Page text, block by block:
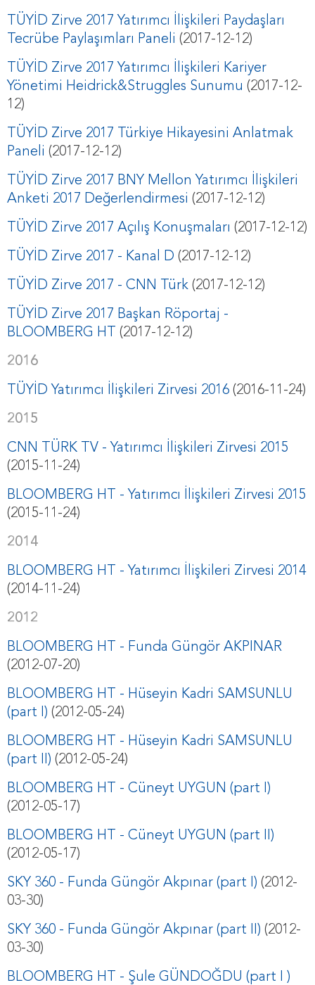
TÜYİD Zirve 2017 Yatırımcı İlişkileri Paydaşları
Tecrübe Paylaşımları Paneli (2017-12-12)
TÜYİD Zirve 2017 Yatırımcı İlişkileri Kariyer
Yönetimi Heidrick&Struggles Sunumu (2017-12-
12)
TÜYİD Zirve 2017 Türkiye Hikayesini Anlatmak
Paneli (2017-12-12)
TÜYİD Zirve 2017 BNY Mellon Yatırımcı İlişkileri
Anketi 2017 Değerlendirmesi (2017-12-12)
TÜYİD Zirve 2017 Açılış Konuşmaları (2017-12-12)
TÜYİD Zirve 2017 - Kanal D (2017-12-12)
TÜYİD Zirve 2017 - CNN Türk (2017-12-12)
TÜYİD Zirve 2017 Başkan Röportaj -
BLOOMBERG HT (2017-12-12)
2016
TÜYİD Yatırımcı İlişkileri Zirvesi 2016 (2016-11-24)
2015
CNN TÜRK TV - Yatırımcı İlişkileri Zirvesi 2015
(2015-11-24)
BLOOMBERG HT - Yatırımcı İlişkileri Zirvesi 2015
(2015-11-24)
2014
BLOOMBERG HT - Yatırımcı İlişkileri Zirvesi 2014
(2014-11-24)
2012
BLOOMBERG HT - Funda Güngör AKPINAR
(2012-07-20)
BLOOMBERG HT - Hüseyin Kadri SAMSUNLU
(part I) (2012-05-24)
BLOOMBERG HT - Hüseyin Kadri SAMSUNLU
(part II) (2012-05-24)
BLOOMBERG HT - Cüneyt UYGUN (part I)
(2012-05-17)
BLOOMBERG HT - Cüneyt UYGUN (part II)
(2012-05-17)
SKY 360 - Funda Güngör Akpınar (part I) (2012-
03-30)
SKY 360 - Funda Güngör Akpınar (part II) (2012-
03-30)
BLOOMBERG HT - Şule GÜNDOĞDU (part I )